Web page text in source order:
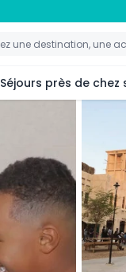
Séjours près de chez